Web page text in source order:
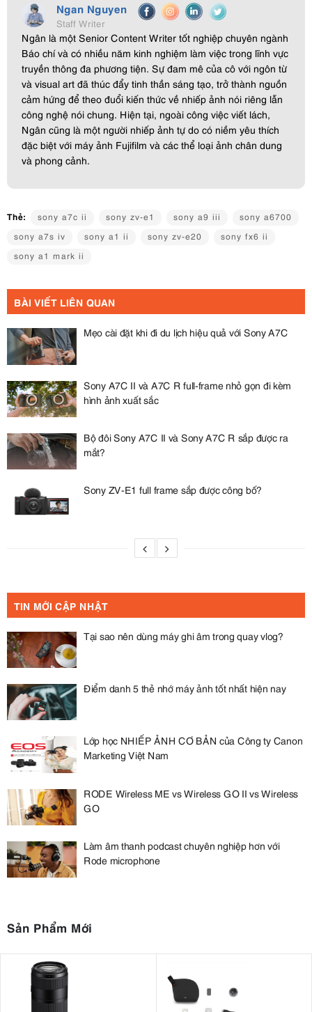
Ngan Nguyen
Staff Writer
Ngân là một Senior Content Writer tốt nghiệp chuyên ngành
Báo chí và có nhiều năm kinh nghiệm làm việc trong lĩnh vực
truyền thông đa phương tiện. Sự đam mê của cô với ngôn từ
và visual art đã thúc đẩy tinh thần sáng tạo, trở thành nguồn
cảm hứng để theo đuổi kiến thức về nhiếp ảnh nói riêng lẫn
công nghệ nói chung. Hiện tại, ngoài công việc viết lách,
Ngân cũng là một người nhiếp ảnh tự do có niềm yêu thích
đặc biệt với máy ảnh Fujifilm và các thể loại ảnh chân dung
và phong cảnh.
Thẻ: sony a7c ii sony zv-e1 sony a9 iii
sony a6700
sony a7s iv
sony a1 ii sony zv-e20
sony fx6 ii
sony a1 mark ii
BÀI VIẾT LIÊN QUAN
Mẹo cài đặt khi đi du lịch hiệu quả với Sony A7C
Sony A7C II và A7C R full-frame nhỏ gọn đi kèm
hình ảnh xuất sắc
Bộ đôi Sony A7C II và Sony A7C R sắp được ra
mắt?
Sony ZV-E1 full frame sắp được công bố?
TIN MỚI CẬP NHẬT
Tại sao nên dùng máy ghi âm trong quay vlog?
Điểm danh 5 thẻ nhớ máy ảnh tốt nhất hiện nay
Lớp học NHIẾP ẢNH CƠ BẢN của Công ty Canon
Marketing Việt Nam
RODE Wireless ME vs Wireless GO II vs Wireless
GO
Làm âm thanh podcast chuyên nghiệp hơn với
Rode microphone
Sản Phẩm Mới